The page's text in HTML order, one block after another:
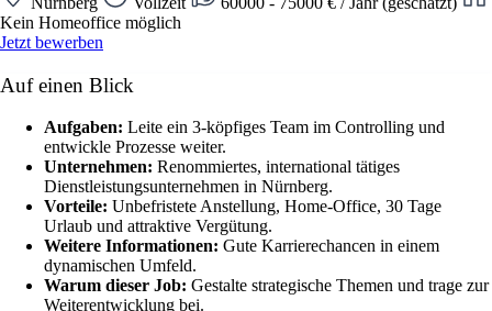
Kein Homeoffice möglich
Jetzt bewerben
Auf einen Blick
Aufgaben: Leite ein 3-köpfiges Team im Controlling und
entwickle Prozesse weiter.
Unternehmen: Renommiertes, international tätiges
Dienstleistungsunternehmen in Nürnberg.
Vorteile: Unbefristete Anstellung, Home-Office, 30 Tage
Urlaub und attraktive Vergütung.
Weitere Informationen: Gute Karrierechancen in einem
dynamischen Umfeld.
Warum dieser Job: Gestalte strategische Themen und trage zur
Weiterentwicklung bei.